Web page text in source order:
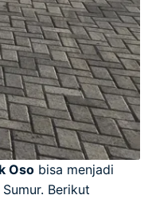
Oso bisa menjadi
Berikut